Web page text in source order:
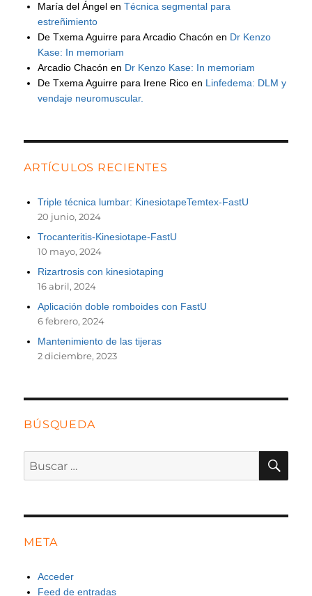
María del Ángel enTécnica segmental para
estreñimiento
De Txema Aguirre para Arcadio Chacón en Dr Kenzo
Kase: In memoriam
Arcadio Chacón en Dr Kenzo Kase: In memoriam
De Txema Aguirre para Irene Rico en Linfedema: DLM y
vendaje neuromuscular.
ARTÍCULOS RECIENTES
Triple técnica lumbar: KinesiotapeTemtex-FastU
20 junio, 2024
Trocanteritis-Kinesiotape-FastU
10 mayo, 2024
Rizartrosis con kinesiotaping
16 abril, 2024
Aplicación doble romboides con FastU
6 febrero, 2024
Mantenimiento de las tijeras
2 diciembre, 2023
BÚSQUEDA
Buscar
META
Acceder
Feed de entradas